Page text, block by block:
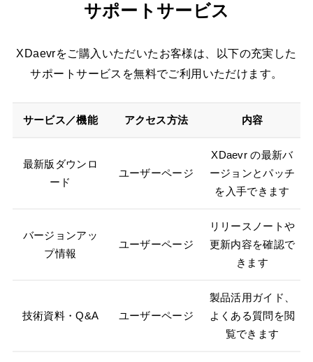
サポートサービス
XDaevrをご購入いただいたお客様は、以下の充実した
サポートサービスを無料でご利用いただけます。
サービス／機能 アクセス方法 内容
最新版ダウンロ
ード
ユーザーページ
XDaevr の最新バ
ージョンとパッチ
を入手できます
バージョンアッ
プ情報
ユーザーページ
リリースノートや
更新内容を確認で
きます
技術資料・Q&A ユーザーページ
製品活用ガイド、
よくある質問を閲
覧できます